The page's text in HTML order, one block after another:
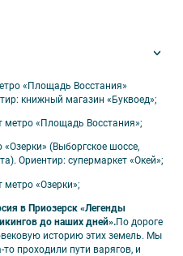
святынями;
Валаама на выбор:
по острову или
прогулкой по
уникальному
горном парке
«Площадь Восстания»
книжный магазин «Буквоед»;
метро «Площадь Восстания»;
(Выборгское шоссе,
Ориентир: супермаркет «Окей»;
метро «Озерки»;
в Приозерск «Легенды
до наших дней».По дороге
историю этих земель. Мы
проходили пути варягов, и